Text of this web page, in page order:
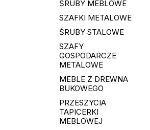
ŚRUBY MEBLOWE
SZAFKI METALOWE
ŚRUBY STALOWE
SZAFY
GOSPODARCZE
METALOWE
MEBLE Z DREWNA
BUKOWEGO
PRZESZYCIA
TAPICERKI
MEBLOWEJ